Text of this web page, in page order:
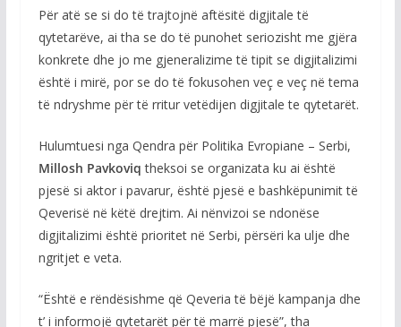
Për atë se si do të trajtojnë aftësitë digjitale të
qytetarëve, ai tha se do të punohet seriozisht me gjëra
konkrete dhe jo me gjeneralizime të tipit se digjitalizimi
është i mirë, por se do të fokusohen veç e veç në tema
të ndryshme për të rritur vetëdijen digjitale te qytetarët.
Hulumtuesi nga Qendra për Politika Evropiane – Serbi,
Millosh Pavkoviq theksoi se organizata ku ai është
pjesë si aktor i pavarur, është pjesë e bashkëpunimit të
Qeverisë në këtë drejtim. Ai nënvizoi se ndonëse
digjitalizimi është prioritet në Serbi, përsëri ka ulje dhe
ngritjet e veta.
“Është e rëndësishme që Qeveria të bëjë kampanja dhe
t’ i informojë qytetarët për të marrë pjesë”, tha